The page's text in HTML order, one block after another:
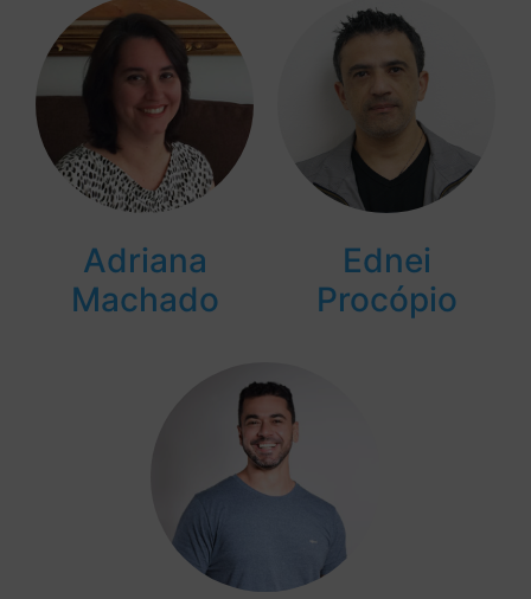
Adriana
Machado
Ednei
Procópio